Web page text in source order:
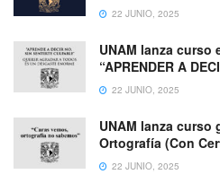
22 JUNIO, 2025
UNAM lanza curso
“APRENDER A
22 JUNIO, 2025
UNAM lanza curso
Ortografía (Con
22 JUNIO, 2025